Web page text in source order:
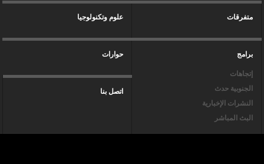
متفرقات علوم وتكنولوجيا
برامج
إتجاهات
الجنوبية حدث
النشرات الإخبارية
البث المباشر
حوارات
اتصل بنا